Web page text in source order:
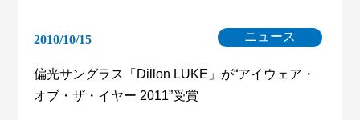
2010/10/15 ニュース
偏光サングラス「Dillon LUKE」が“アイウェア・
オブ・ザ・イヤー 2011”受賞